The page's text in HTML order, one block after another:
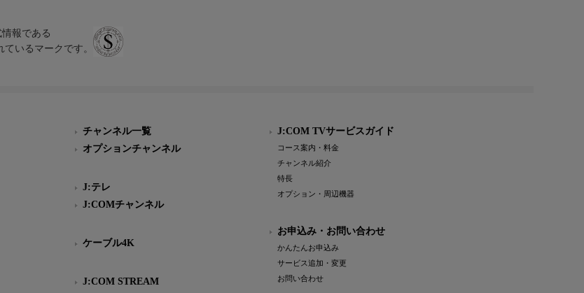
報である
いるマークです。
チャンネル一覧
オプションチャンネル
J:テレ
J:COMチャンネル
ケーブル4K
J:COM STREAM
J:COM TVサービスガイド
コース案内・料金
チャンネル紹介
特長
オプション・周辺機器
お申込み・お問い合わせ
かんたんお申込み
サービス追加・変更
お問い合わせ